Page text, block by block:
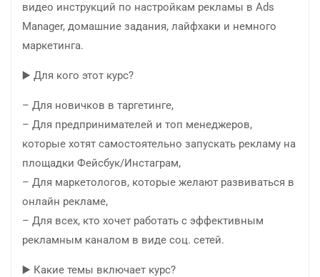
видео инструкций по настройкам рекламы в Ads
Manager, домашние задания, лайфхаки и немного
маркетинга.
▶️ Для кого этот курс?
– Для новичков в таргетинге,
– Для предпринимателей и топ менеджеров,
которые хотят самостоятельно запускать рекламу на
площадки Фейсбук/Инстаграм,
– Для маркетологов, которые желают развиваться в
онлайн рекламе,
– Для всех, кто хочет работать с эффективным
рекламным каналом в виде соц. сетей.
▶️ Какие темы включает курс?